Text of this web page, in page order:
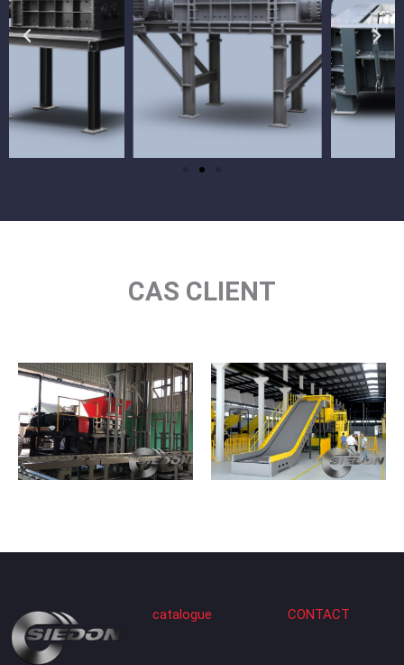
CAS CLIENT
CONTACT
catalogue